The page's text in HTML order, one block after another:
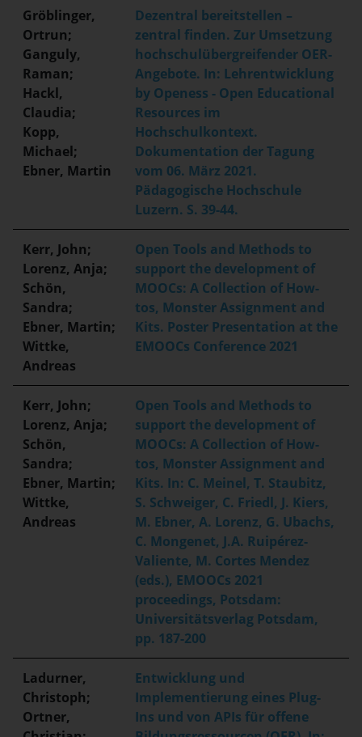
Gröblinger,
Ortrun;
Ganguly,
Raman;
Hackl,
Claudia;
Kopp,
Michael;
Ebner, Martin
Dezentral bereitstellen –
zentral finden. Zur Umsetzung
hochschulübergreifender OER-
Angebote. In: Lehrentwicklung
by Openess - Open Educational
Resources im
Hochschulkontext.
Dokumentation der Tagung
vom 06. März 2021.
Pädagogische Hochschule
Luzern. S. 39-44.
Kerr, John;
Lorenz, Anja;
Schön,
Sandra;
Ebner, Martin;
Wittke,
Andreas
Open Tools and Methods to
support the development of
MOOCs: A Collection of How-
tos, Monster Assignment and
Kits. Poster Presentation at the
EMOOCs Conference 2021
Kerr, John;
Lorenz, Anja;
Schön,
Sandra;
Ebner, Martin;
Wittke,
Andreas
Open Tools and Methods to
support the development of
MOOCs: A Collection of How-
tos, Monster Assignment and
Kits. In: C. Meinel, T. Staubitz,
S. Schweiger, C. Friedl, J. Kiers,
M. Ebner, A. Lorenz, G. Ubachs,
C. Mongenet, J.A. Ruipérez-
Valiente, M. Cortes Mendez
(eds.), EMOOCs 2021
proceedings, Potsdam:
Universitätsverlag Potsdam,
pp. 187-200
Ladurner,
Christoph;
Ortner,
Entwicklung und
Implementierung eines Plug-
Ins und von APIs für offene